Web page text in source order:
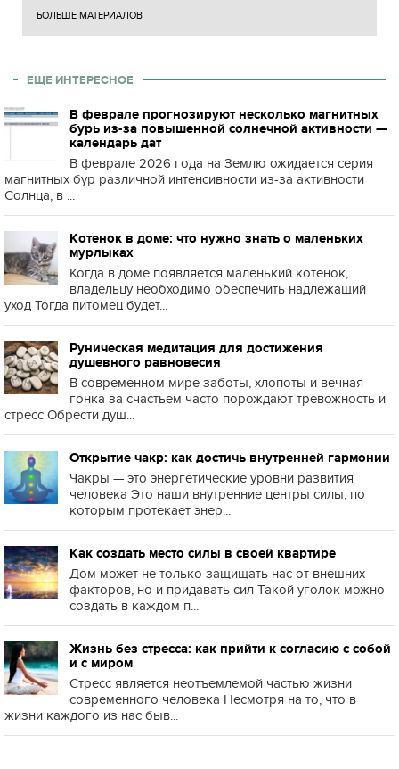
БОЛЬШЕ МАТЕРИАЛОВ
ЕЩЕ ИНТЕРЕСНОЕ
В феврале прогнозируют несколько магнитных
бурь из-за повышенной солнечной активности —
календарь дат
В феврале 2026 года на Землю ожидается серия
магнитных бур различной интенсивности из-за активности
Солнца, в ...
Котенок в доме: что нужно знать о маленьких
мурлыках
Когда в доме появляется маленький котенок,
владельцу необходимо обеспечить надлежащий
уход Тогда питомец будет...
Руническая медитация для достижения
душевного равновесия
В современном мире заботы, хлопоты и вечная
гонка за счастьем часто порождают тревожность и
стресс Обрести душ...
Открытие чакр: как достичь внутренней гармонии
Чакры — это энергетические уровни развития
человека Это наши внутренние центры силы, по
которым протекает энер...
Как создать место силы в своей квартире
Дом может не только защищать нас от внешних
факторов, но и придавать сил Такой уголок можно
создать в каждом п...
Жизнь без стресса: как прийти к согласию с собой
и с миром
Стресс является неотъемлемой частью жизни
современного человека Несмотря на то, что в
жизни каждого из нас быв...